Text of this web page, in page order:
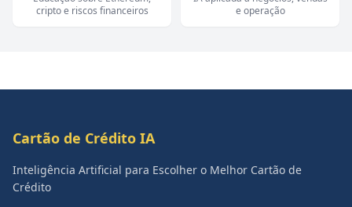
cripto e riscos financeiros
e operação
Cartão de Crédito IA
Inteligência Artificial para Escolher o Melhor Cartão de
Crédito